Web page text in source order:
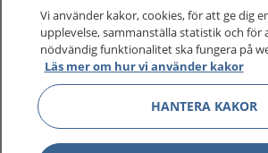
1177 tryggt om din
På 1177.se får du råd om hälsa och
Vi använder kakor, cookies, för att ge dig
upplevelse, sammanställa statistik och för
nödvändig funktionalitet ska fungera på
Läs mer om hur vi använder kakor
HANTERA KAKOR